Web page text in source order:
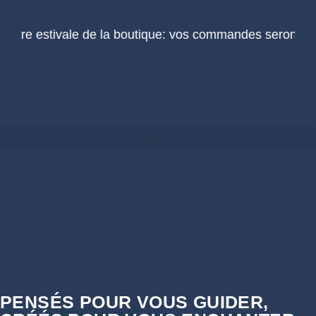
estivale de la boutique: vos commandes seront
PENSÉS POUR VOUS GUIDER,